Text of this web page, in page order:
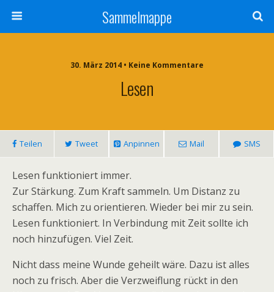
Sammelmappe
30. März 2014 • Keine Kommentare
Lesen
Teilen Tweet Anpinnen Mail SMS
Lesen funktioniert immer.
Zur Stärkung. Zum Kraft sammeln. Um Distanz zu
schaffen. Mich zu orientieren. Wieder bei mir zu sein.
Lesen funktioniert. In Verbindung mit Zeit sollte ich
noch hinzufügen. Viel Zeit.
Nicht dass meine Wunde geheilt wäre. Dazu ist alles
noch zu frisch. Aber die Verzweiflung rückt in den